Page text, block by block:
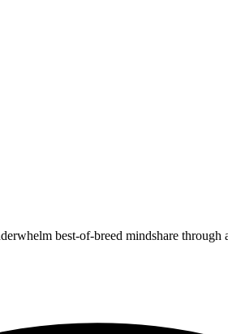
best-of-breed mindshare